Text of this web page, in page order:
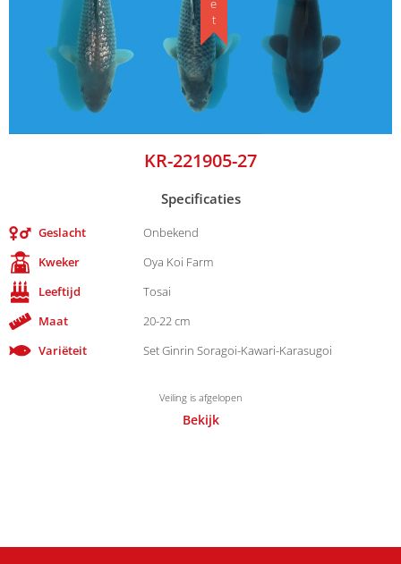
KR-221905-27
Specificaties
Geslacht
Onbekend
Kweker
Oya Koi Farm
Leeftijd
Tosai
Maat
20-22 cm
Variëteit
Set Ginrin Soragoi-Kawari-Karasugoi
Veiling is afgelopen
Bekijk